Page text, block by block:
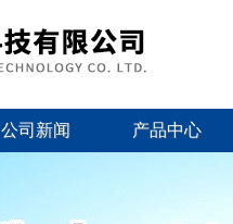
公司新闻 产品中心